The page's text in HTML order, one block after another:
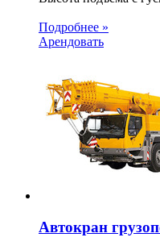
Подробнее »
Арендовать
Автокран